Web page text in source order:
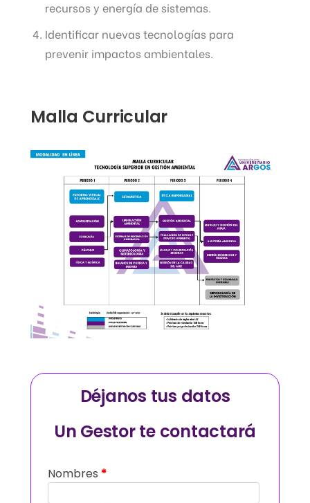
recursos y energía de sistemas.
Identificar nuevas tecnologías para
prevenir impactos ambientales.
Malla Curricular
Déjanos tus datos
Un Gestor te contactará